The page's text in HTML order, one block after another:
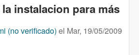
instalacion para más
(no verificado) el Mar, 19/05/2009